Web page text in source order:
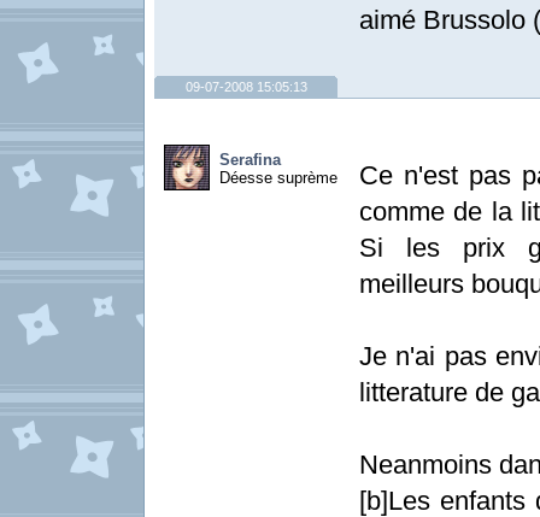
aimé Brussolo
09-07-2008 15:05:13
Serafina
Déesse suprème
Ce n'est pas
comme de la
Si les prix
meilleurs
Je n'ai pas
litterature de
Neanmoins
[b]Les enfants